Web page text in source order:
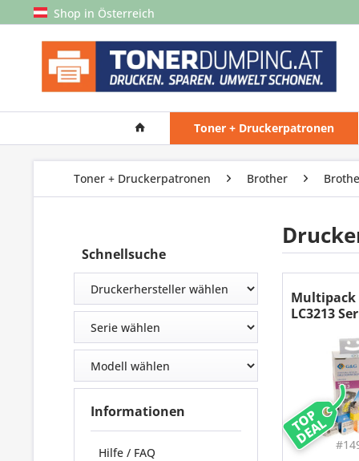
Shop in Österreich
Toner + Druckerpatronen
Toner + Druckerpatronen Brother
Schnellsuche
Informationen
Hilfe / FAQ
TOP
DEAL
Multipack
LC3213